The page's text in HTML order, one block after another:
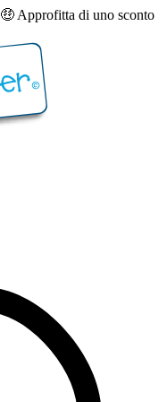
🤑 Approfitta di uno sconto